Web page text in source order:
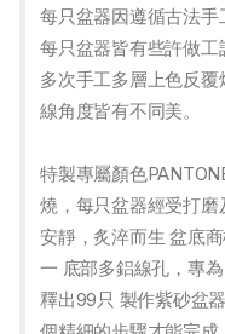
每只盆器因遵循古法手
每只盆器皆有些許做
多次手工多層上色反
線角度皆有不同美。
特製專屬顏色
燒，每只盆器經受打
安靜，炙淬而生 盆底
一 底部多鋁線孔，專
釋出99只 製作紫砂盆